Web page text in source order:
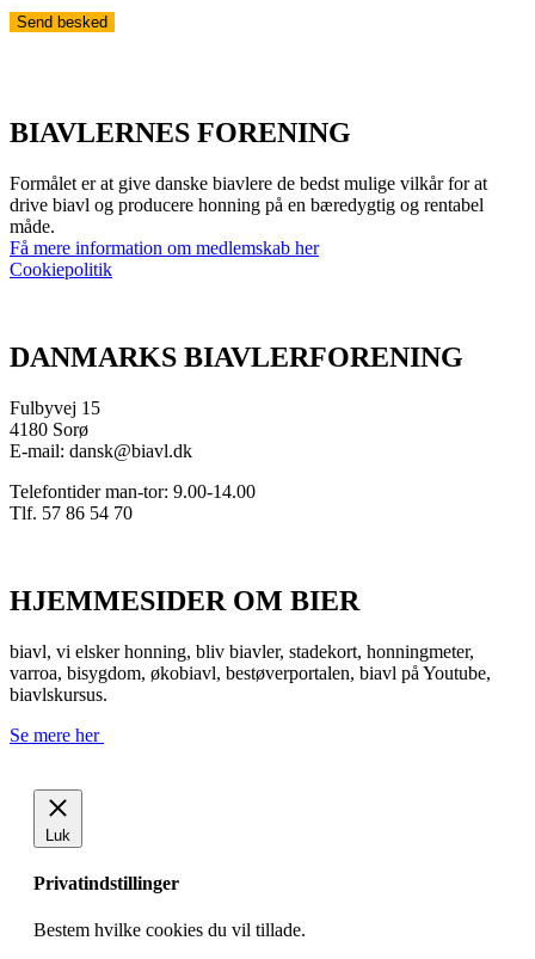
Send besked
BIAVLERNES FORENING
Formålet er at give danske biavlere de bedst mulige vilkår for at
drive biavl og producere honning på en bæredygtig og rentabel
måde.
Få mere information om medlemskab her
Cookiepolitik
DANMARKS BIAVLERFORENING
Fulbyvej 15
4180 Sorø
E-mail: dansk@biavl.dk
Telefontider man-tor: 9.00-14.00
Tlf. 57 86 54 70
HJEMMESIDER OM BIER
biavl, vi elsker honning, bliv biavler, stadekort, honningmeter,
varroa, bisygdom, økobiavl, bestøverportalen, biavl på Youtube,
biavlskursus.
Se mere her
Luk
Privatindstillinger
Bestem hvilke cookies du vil tillade.